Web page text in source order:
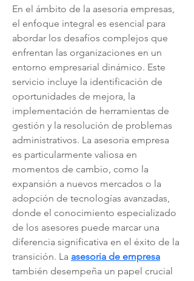
En el ámbito de la asesoria empresas,
el enfoque integral es esencial para
abordar los desafíos complejos que
enfrentan las organizaciones en un
entorno empresarial dinámico. Este
servicio incluye la identificación de
oportunidades de mejora, la
implementación de herramientas de
gestión y la resolución de problemas
administrativos. La asesoria empresa
es particularmente valiosa en
momentos de cambio, como la
expansión a nuevos mercados o la
adopción de tecnologías avanzadas,
donde el conocimiento especializado
de los asesores puede marcar una
diferencia significativa en el éxito de la
transición. La asesoria de empresa
también desempeña un papel crucial